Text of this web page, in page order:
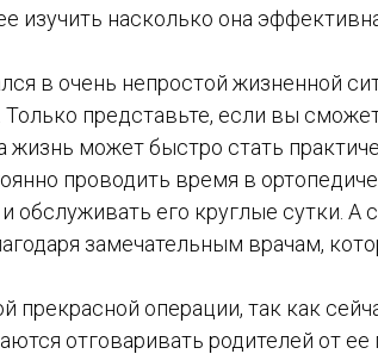
изучить насколько она
в очень непростой жизненной
представьте, если вы
может быстро стать
проводить время в
обслуживать его круглые сутки. А
замечательным врачам,
операции, так как
отговаривать родителей от ее